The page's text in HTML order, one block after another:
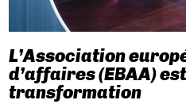
L’Association
d’affaires (EBAA)
transformation